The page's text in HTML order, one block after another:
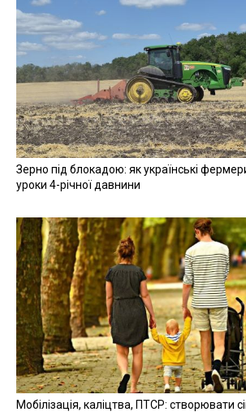
Зерно під блокадою: як українські
уроки 4-річної давнини
Мобілізація, каліцтва, ПТСР: створювати